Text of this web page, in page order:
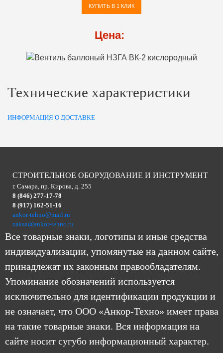
КУПИТЬ В 1 КЛИК
Цена:
Технические характеристики
ИНФОРМАЦИЯ О ДОСТАВКЕ
СТРОИТЕЛЬНОЕ ОБОРУДОВАНИЕ И ИНСТРУМЕНТ
г. Самара, пр. Кирова, д. 255
8 (846) 277-17-78
8 (917) 162-51-16
ankor-tehno@mail.ru
zakaz@ankor-tehno.ru
Все товарные знаки, логотипы и иные средства
индивидуализации, упомянутые на данном сайте,
принадлежат их законным правообладателям.
Упоминание обозначений используется
исключительно для идентификации продукции и
не означает, что ООО «Анкор-Техно» имеет права
на такие товарные знаки. Вся информация на
сайте носит сугубо информационный характер.